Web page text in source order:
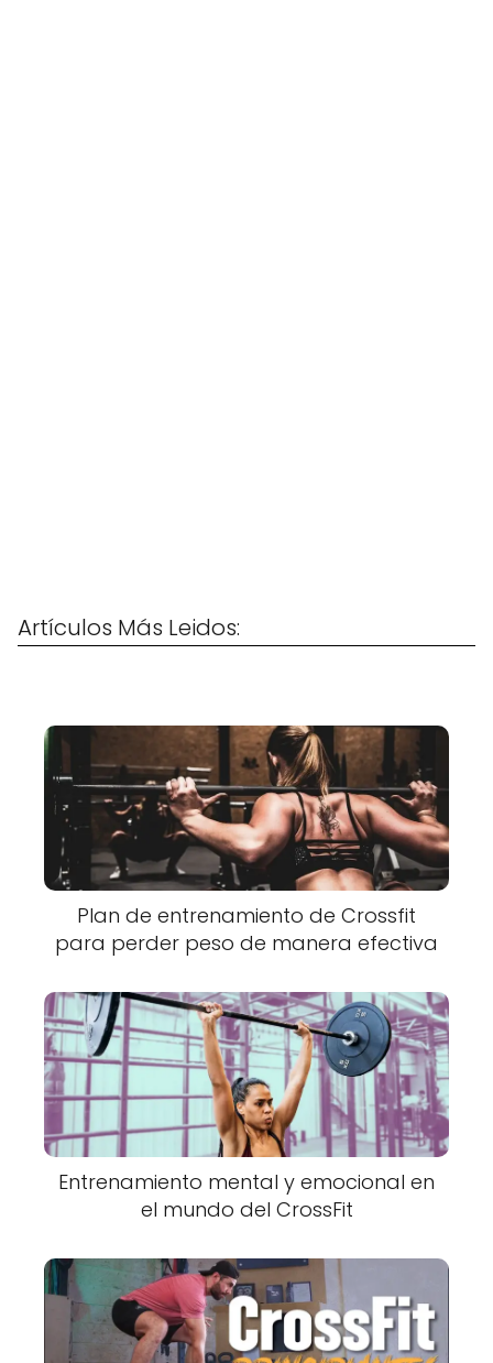
Artículos Más Leidos:
Plan de entrenamiento de Crossfit
para perder peso de manera efectiva
Entrenamiento mental y emocional en
el mundo del CrossFit